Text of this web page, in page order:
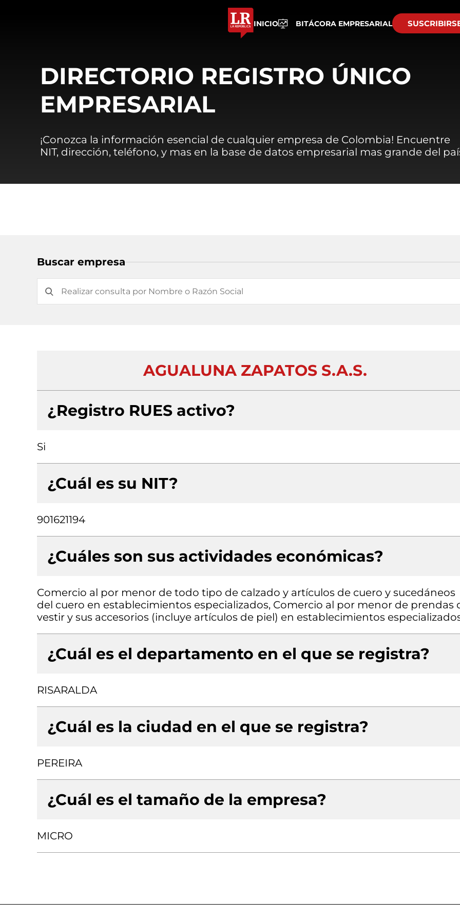
INICIO BITÁCORA EMPRESARIAL
DIRECTORIO REGISTRO ÚNICO
EMPRESARIAL
¡Conozca la información esencial de cualquier empresa de Colombia! Encuentre
NIT, dirección, teléfono, y mas en la base de datos empresarial mas grande del
Buscar empresa
AGUALUNA ZAPATOS S.A.S.
¿Registro RUES activo?
Si
¿Cuál es su NIT?
901621194
¿Cuáles son sus actividades económicas?
Comercio al por menor de todo tipo de calzado y artículos de cuero y sucedáneos
del cuero en establecimientos especializados, Comercio al por menor de prendas
vestir y sus accesorios (incluye artículos de piel) en establecimientos
¿Cuál es el departamento en el que se registra?
RISARALDA
¿Cuál es la ciudad en el que se registra?
PEREIRA
¿Cuál es el tamaño de la empresa?
MICRO